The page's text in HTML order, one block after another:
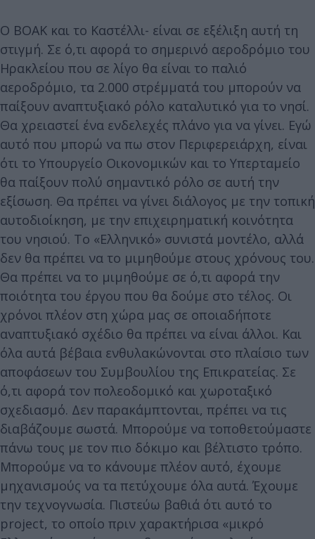
O ΒΟΑΚ και το Καστέλλι- είναι σε εξέλιξη αυτή τη
στιγμή. Σε ό,τι αφορά το σημερινό αεροδρόμιο του
Ηρακλείου που σε λίγο θα είναι το παλιό
αεροδρόμιο, τα 2.000 στρέμματά του μπορούν να
παίξουν αναπτυξιακό ρόλο καταλυτικό για το νησί.
Θα χρειαστεί ένα ενδελεχές πλάνο για να γίνει. Εγώ
αυτό που μπορώ να πω στον Περιφερειάρχη, είναι
ότι το Υπουργείο Οικονομικών και το Υπερταμείο
θα παίξουν πολύ σημαντικό ρόλο σε αυτή την
εξίσωση. Θα πρέπει να γίνει διάλογος με την τοπική
αυτοδιοίκηση, με την επιχειρηματική κοινότητα
του νησιού. Το «Ελληνικό» συνιστά μοντέλο, αλλά
δεν θα πρέπει να το μιμηθούμε στους χρόνους του.
Θα πρέπει να το μιμηθούμε σε ό,τι αφορά την
ποιότητα του έργου που θα δούμε στο τέλος. Οι
χρόνοι πλέον στη χώρα μας σε οποιαδήποτε
αναπτυξιακό σχέδιο θα πρέπει να είναι άλλοι. Και
όλα αυτά βέβαια ενθυλακώνονται στο πλαίσιο των
αποφάσεων του Συμβουλίου της Επικρατείας. Σε
ό,τι αφορά τον πολεοδομικό και χωροταξικό
σχεδιασμό. Δεν παρακάμπτονται, πρέπει να τις
διαβάζουμε σωστά. Μπορούμε να τοποθετούμαστε
πάνω τους με τον πιο δόκιμο και βέλτιστο τρόπο.
Μπορούμε να το κάνουμε πλέον αυτό, έχουμε
μηχανισμούς να τα πετύχουμε όλα αυτά. Έχουμε
την τεχνογνωσία. Πιστεύω βαθιά ότι αυτό το
project, το οποίο πριν χαρακτήρισα «μικρό